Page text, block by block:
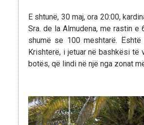
E shtunë, 30 maj, ora 20:00,
Sra. de la Almudena, me rastin
shumë se 100 meshtarë.
Krishterë, i jetuar në bashkësi
botës, që lindi në një nga zonat